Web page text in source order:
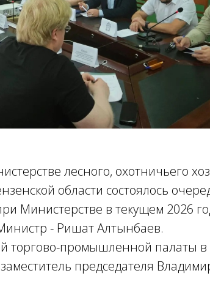
лесного, охотничьего
области состоялось
Министерстве в текущем 2026
- Ришат Алтынбаев.
торгово-промышленной палаты
председателя